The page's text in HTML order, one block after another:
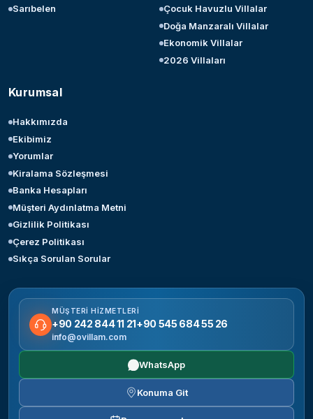
Sarıbelen
Çocuk Havuzlu Villalar
Doğa Manzaralı Villalar
Ekonomik Villalar
2026 Villaları
Kurumsal
Hakkımızda
Ekibimiz
Yorumlar
Kiralama Sözleşmesi
Banka Hesapları
Müşteri Aydınlatma Metni
Gizlilik Politikası
Çerez Politikası
Sıkça Sorulan Sorular
MÜŞTERI HIZMETLERI
+90 242 844 11 21+90 545 684 55 26
info@ovillam.com
WhatsApp
Konuma Git